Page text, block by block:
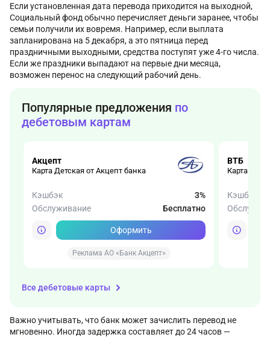
Если установленная дата перевода приходится на выходной,
Социальный фонд обычно перечисляет деньги заранее, чтобы
семьи получили их вовремя. Например, если выплата
запланирована на 5 декабря, а это пятница перед
праздничными выходными, средства поступят уже 4-го числа.
Если же праздники выпадают на первые дни месяца,
возможен перенос на следующий рабочий день.
Популярные предложения по
дебетовым картам
Акцепт
Карта Детская от Акцепт банка
Кэшбэк
3%
Обслуживание
Бесплатно
Оформить
Реклама АО «Банк Акцепт»
ВТБ
Карта
Кэшбэк
Все дебетовые карты
Важно учитывать, что банк может зачислить перевод не
мгновенно. Иногда задержка составляет до 24 часов —